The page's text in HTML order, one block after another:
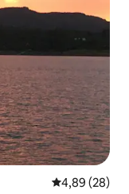
Gemiddelde
4,89 (28)